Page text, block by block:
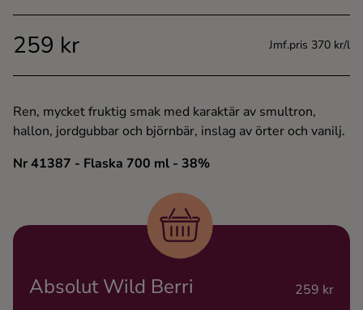
Tequila
Vodka
Whisky
259 kr Jmf.pris 370 kr/l
Ren, mycket fruktig smak med karaktär av smultron,
hallon, jordgubbar och björnbär, inslag av örter och vanilj.
Nr 41387 - Flaska 700 ml - 38%
Absolut Wild Berri 259 kr